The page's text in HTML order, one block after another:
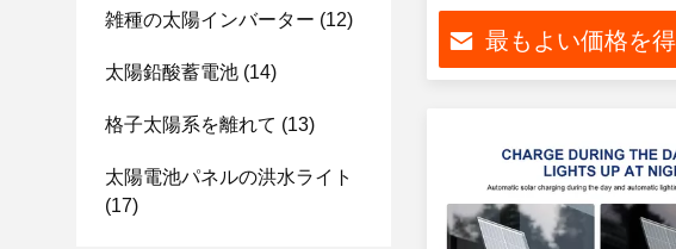
雑種の太陽インバーター (12)
太陽鉛酸蓄電池 (14)
格子太陽系を離れて (13)
太陽電池パネルの洪水ライト
(17)
最もよい価格を